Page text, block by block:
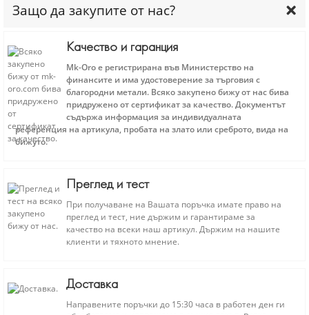
Защо да закупите от нас?
Качество и гаранция
Mk-Oro е регистрирана във Министерство на
финансите и има удостоверение за търговия с
благородни метали. Всяко закупено бижу от нас бива
придружено от сертификат за качество. Документът
съдържа информация за индивидуалната
референция на артикула, пробата на злато или среброто, вида на
бижуто.
Преглед и тест
При получаване на Вашата поръчка имате право на
преглед и тест, ние държим и гарантираме за
качество на всеки наш артикул. Държим на нашите
клиенти и тяхното мнение.
Доставка
Направените поръчки до 15:30 часа в работен ден ги